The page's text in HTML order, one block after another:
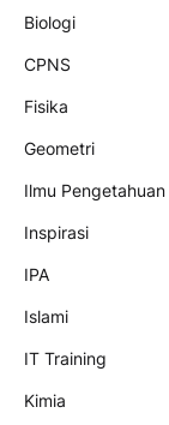
Biologi
CPNS
Fisika
Geometri
Ilmu Pengetahuan
Inspirasi
IPA
Islami
IT Training
Kimia